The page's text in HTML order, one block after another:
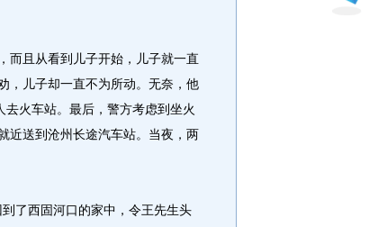
且从看到儿子开始，儿子就一直
，儿子却一直不为所动。无奈，他
去火车站。最后，警方考虑到坐火
近送到沧州长途汽车站。当夜，两
了西固河口的家中，令王先生头